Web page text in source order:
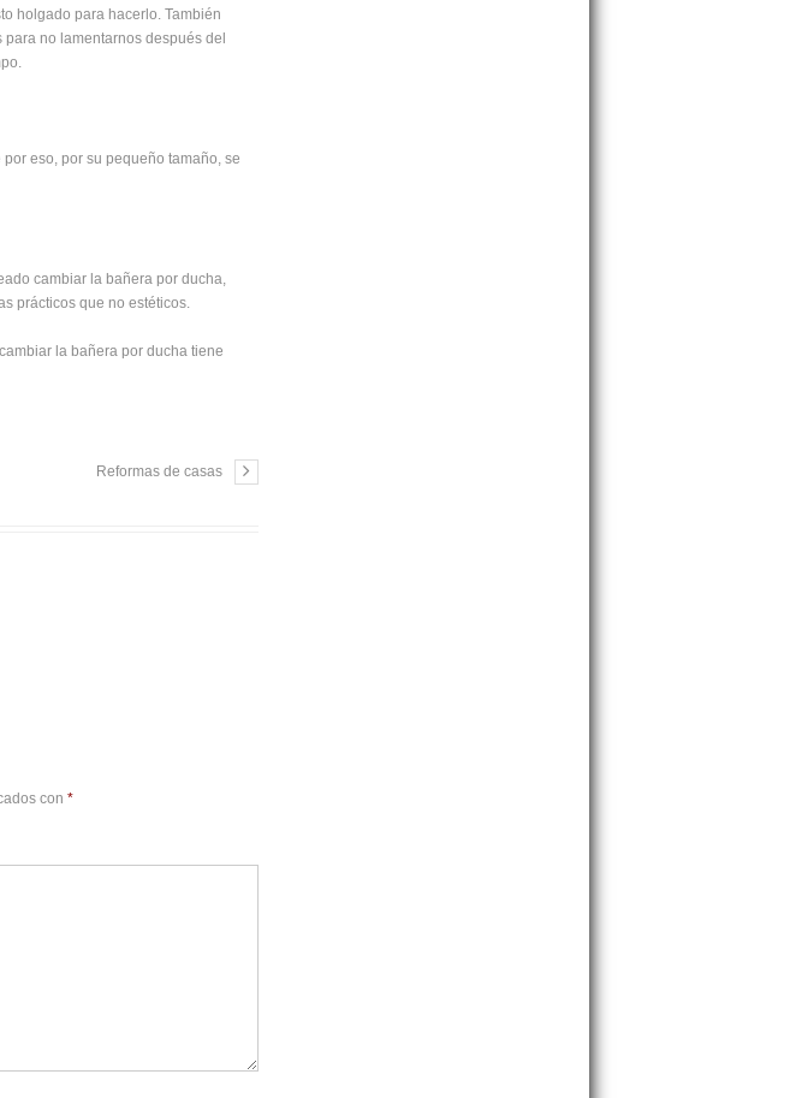
holgado para hacerlo. También
no lamentarnos después del
eso, por su pequeño tamaño, se
cambiar la bañera por ducha,
prácticos que no estéticos.
la bañera por ducha tiene
Reformas de casas
con *